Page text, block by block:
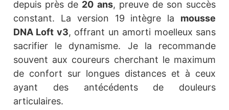
depuis près de 20 ans, preuve de son succès
constant. La version 19 intègre la mousse
DNA Loft v3, offrant un amorti moelleux sans
sacrifier le dynamisme. Je la recommande
souvent aux coureurs cherchant le maximum
de confort sur longues distances et à ceux
ayant des antécédents de douleurs
articulaires.